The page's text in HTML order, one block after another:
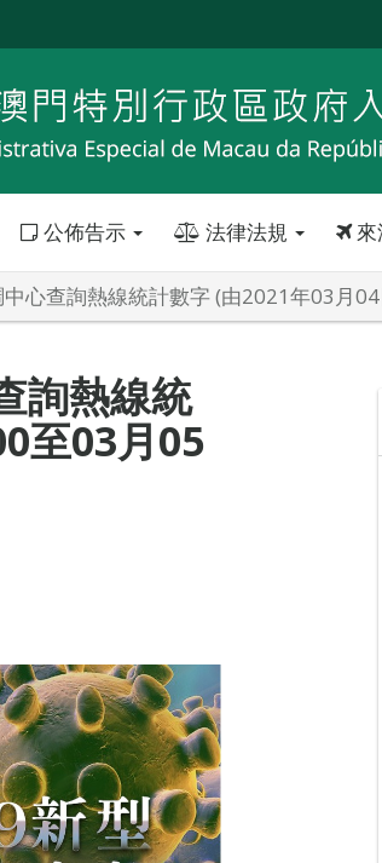
公佈告示 法律法規 來
心查詢熱線統計數字 (由2021年03月
詢熱線統
至03月05